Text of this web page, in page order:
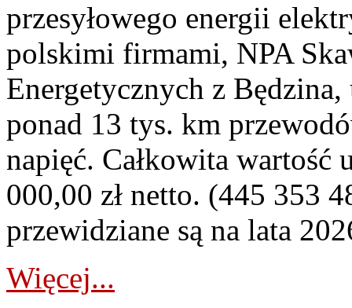
przesyłowego energii
polskimi firmami, NPA
Energetycznych z
ponad 13 tys. km
napięć. Całkowita
000,00 zł netto. (445 353
przewidziane są na lata
Więcej...